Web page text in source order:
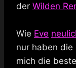
der Wilden
Wie Eve
nur haben die
mich die